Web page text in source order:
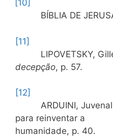
[10]
BÍBLIA DE
[11]
LIPOVETSKY,
decepção, p. 57.
[12]
ARDUINI,
para reinventar a
humanidade, p. 40.